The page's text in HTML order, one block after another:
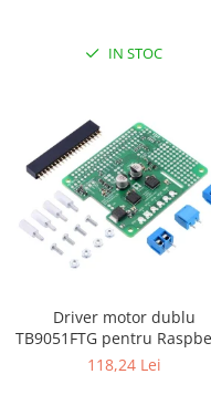
Filament Premium PLA
Filamente Speciale
Prusa I3 DIY Kit
Carti
Pentru Incepatori
Pentru Incepatori
IN STOC
Driver motor dublu
TB9051FTG pentru
Pi (kit partial)
118,24 Lei